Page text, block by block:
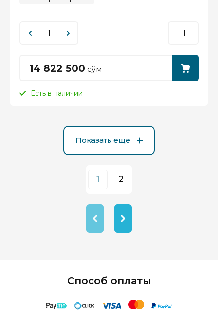
14 822 500 сўм
Есть в наличии
Показать еще
1 2
Способ оплаты